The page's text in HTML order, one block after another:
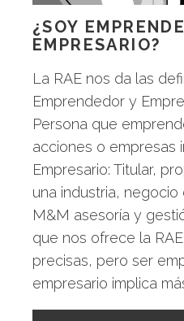
¿SOY
EMPRESARIO?
La RAE nos da las
Emprendedor y
Persona que
acciones o empresas
Empresario: Titular,
una industria, negocio
M&M asesoría y
que nos ofrece la
precisas, pero ser
empresario implica